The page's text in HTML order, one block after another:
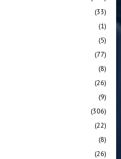
(33)
(1)
(5)
(77)
(8)
(26)
(9)
(306)
(22)
(8)
(26)